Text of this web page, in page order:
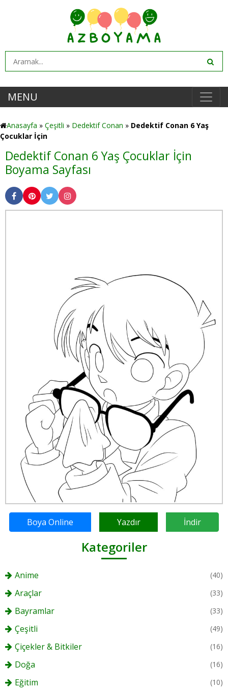
MENU
Anasayfa » Çeşitli » Dedektif Conan » Dedektif Conan 6 Yaş
Çocuklar İçin
Dedektif Conan 6 Yaş Çocuklar İçin
Boyama Sayfası
Boya Online Yazdır İndir
Kategoriler
Anime (40)
Araçlar (33)
Bayramlar (33)
Çeşitli (49)
Çiçekler & Bitkiler (16)
Doğa (16)
Eğitim (10)